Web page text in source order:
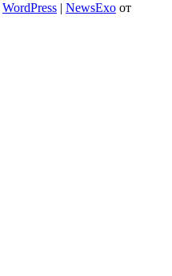
WordPress NewsExo от